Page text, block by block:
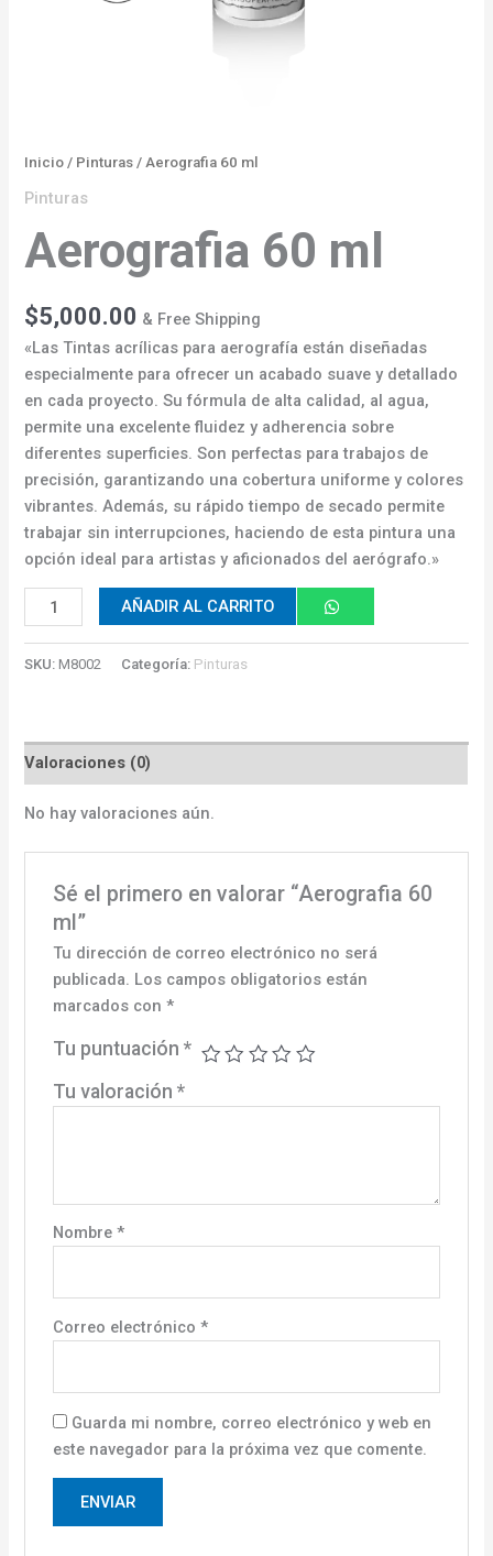
Inicio / Pinturas / Aerografia 60 ml
Pinturas
Aerografia 60 ml
$5,000.00 & Free Shipping
«Las Tintas acrílicas para aerografía están diseñadas
especialmente para ofrecer un acabado suave y detallado
en cada proyecto. Su fórmula de alta calidad, al agua,
permite una excelente fluidez y adherencia sobre
diferentes superficies. Son perfectas para trabajos de
precisión, garantizando una cobertura uniforme y colores
vibrantes. Además, su rápido tiempo de secado permite
trabajar sin interrupciones, haciendo de esta pintura una
opción ideal para artistas y aficionados del aerógrafo.»
AÑADIR AL CARRITO
SKU:M8002 Categoría: Pinturas
Valoraciones (0)
No hay valoraciones aún.
Sé el primero en valorar “Aerografia 60
ml”
Tu dirección de correo electrónico no será
publicada. Los campos obligatorios están
marcados con *
Tu puntuación *
Tu valoración *
Nombre *
Correo electrónico *
Guarda mi nombre, correo electrónico y web en
este navegador para la próxima vez que comente.